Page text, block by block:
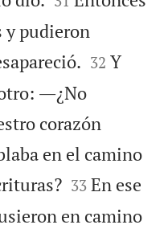
y pudieron


32 Y
―¿No
corazón
en el camino

33 En ese
en camino